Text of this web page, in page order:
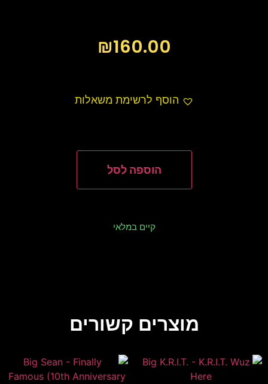
₪160.00
הוסף לרשימת משאלות
הוספה לסל
קיים במלאי
מוצרים קשורים